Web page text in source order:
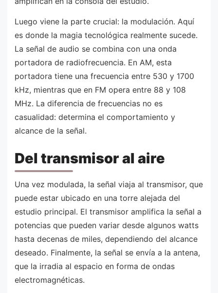
Luego viene la parte crucial: la modulación. Aquí
es donde la magia tecnológica realmente sucede.
La señal de audio se combina con una onda
portadora de radiofrecuencia. En AM, esta
portadora tiene una frecuencia entre 530 y 1700
kHz, mientras que en FM opera entre 88 y 108
MHz. La diferencia de frecuencias no es
casualidad: determina el comportamiento y
alcance de la señal.
Del transmisor al aire
Una vez modulada, la señal viaja al transmisor, que
puede estar ubicado en una torre alejada del
estudio principal. El transmisor amplifica la señal a
potencias que pueden variar desde algunos watts
hasta decenas de miles, dependiendo del alcance
deseado. Finalmente, la señal se envía a la antena,
que la irradia al espacio en forma de ondas
electromagnéticas.